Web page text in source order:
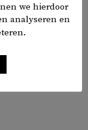
we hierdoor
analyseren en